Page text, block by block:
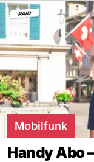
Mobilfunk
Handy Abo